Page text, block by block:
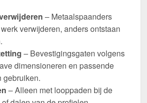
– Metaalspaanders
verwijderen, anders ontstaan
– Bevestigingsgaten volgens
dimensioneren en passende
gebruiken.
– Alleen met looppaden bij de